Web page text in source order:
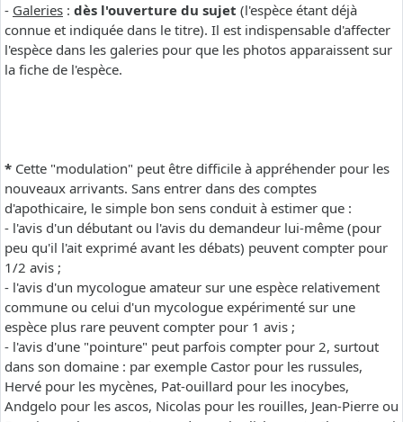
- Galeries : dès l'ouverture du sujet (l'espèce étant déjà
connue et indiquée dans le titre). Il est indispensable d'affecter
l'espèce dans les galeries pour que les photos apparaissent sur
la fiche de l'espèce.
* Cette "modulation" peut être difficile à appréhender pour les
nouveaux arrivants. Sans entrer dans des comptes
d'apothicaire, le simple bon sens conduit à estimer que :
- l'avis d'un débutant ou l'avis du demandeur lui-même (pour
peu qu'il l'ait exprimé avant les débats) peuvent compter pour
1/2 avis ;
- l'avis d'un mycologue amateur sur une espèce relativement
commune ou celui d'un mycologue expérimenté sur une
espèce plus rare peuvent compter pour 1 avis ;
- l'avis d'une "pointure" peut parfois compter pour 2, surtout
dans son domaine : par exemple Castor pour les russules,
Hervé pour les mycènes, Pat-ouillard pour les inocybes,
Andgelo pour les ascos, Nicolas pour les rouilles, Jean-Pierre ou